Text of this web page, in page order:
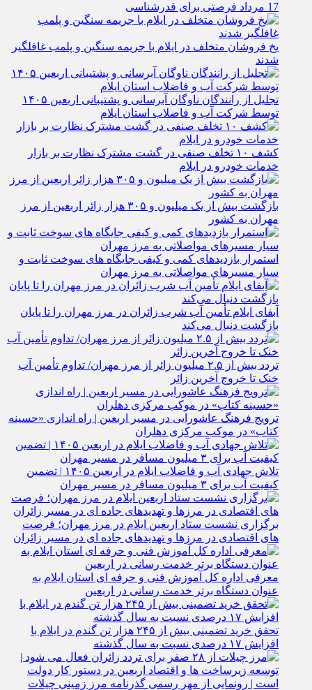
17 مرداد فرصتی برای قدرشناسی
یخ‌ فروشان متخلف در ایلام با جریمه سنگین و پلمب غافلگیر
شدند
تجلیل از رانندگان ناوگان آبرسانی و پشتیبانی اربعین ۱۴۰۵
توسط شرکت آب و فاضلاب استان ایلام
کشف ۱۰ تخلف صنفی در گشت مشترک نظارت بر بازار
خدمات خودرو در ایلام
بازگشت بیش از یک میلیون و ۳۰۵ هزار زائر اربعین از مرز
مهران به کشور
استمرار بازدیدهای کمی و کیفی جایگاه‌ های سوخت ثابت و
سیار مسیرهای مواصلاتی به مرز مهران
آبفای ایلام تأمین آب شرب زائران در مرز مهران را تا پایان
بازگشت دنبال می‌کند
تردد بیش از ۲.۵ میلیون زائر از مرز مهران/ تداوم تأمین آب
خنک تا خروج آخرین زائر
ترویج فرهنگ عاشورایی در مسیر اربعین | راه‌ اندازی «حسینه
کتاب» در موکب مرکزی دهلران
تلاش جهادی آب و فاضلاب ایلام در اربعین ۱۴۰۵ | تضمین
کیفیت آب برای ۳ میلیون مسافر در مسیر مهران
برگزاری نشست ستاد اربعین ایلام در مرز مهران؛ فرصت‌
های اقتصادی در مرزها و تهدیدهای جاده‌ ای در مسیر زائران
معرفی اداره کل آموزش فنی و حرفه‌ ای استان ایلام به‌
عنوان دستگاه برتر خدمت‌ رسانی در اربعین
تحقق خرید تضمینی بیش از ۲۴۵ هزار تن گندم در ایلام با
افزایش ۱۷ درصدی نسبت به سال گذشته